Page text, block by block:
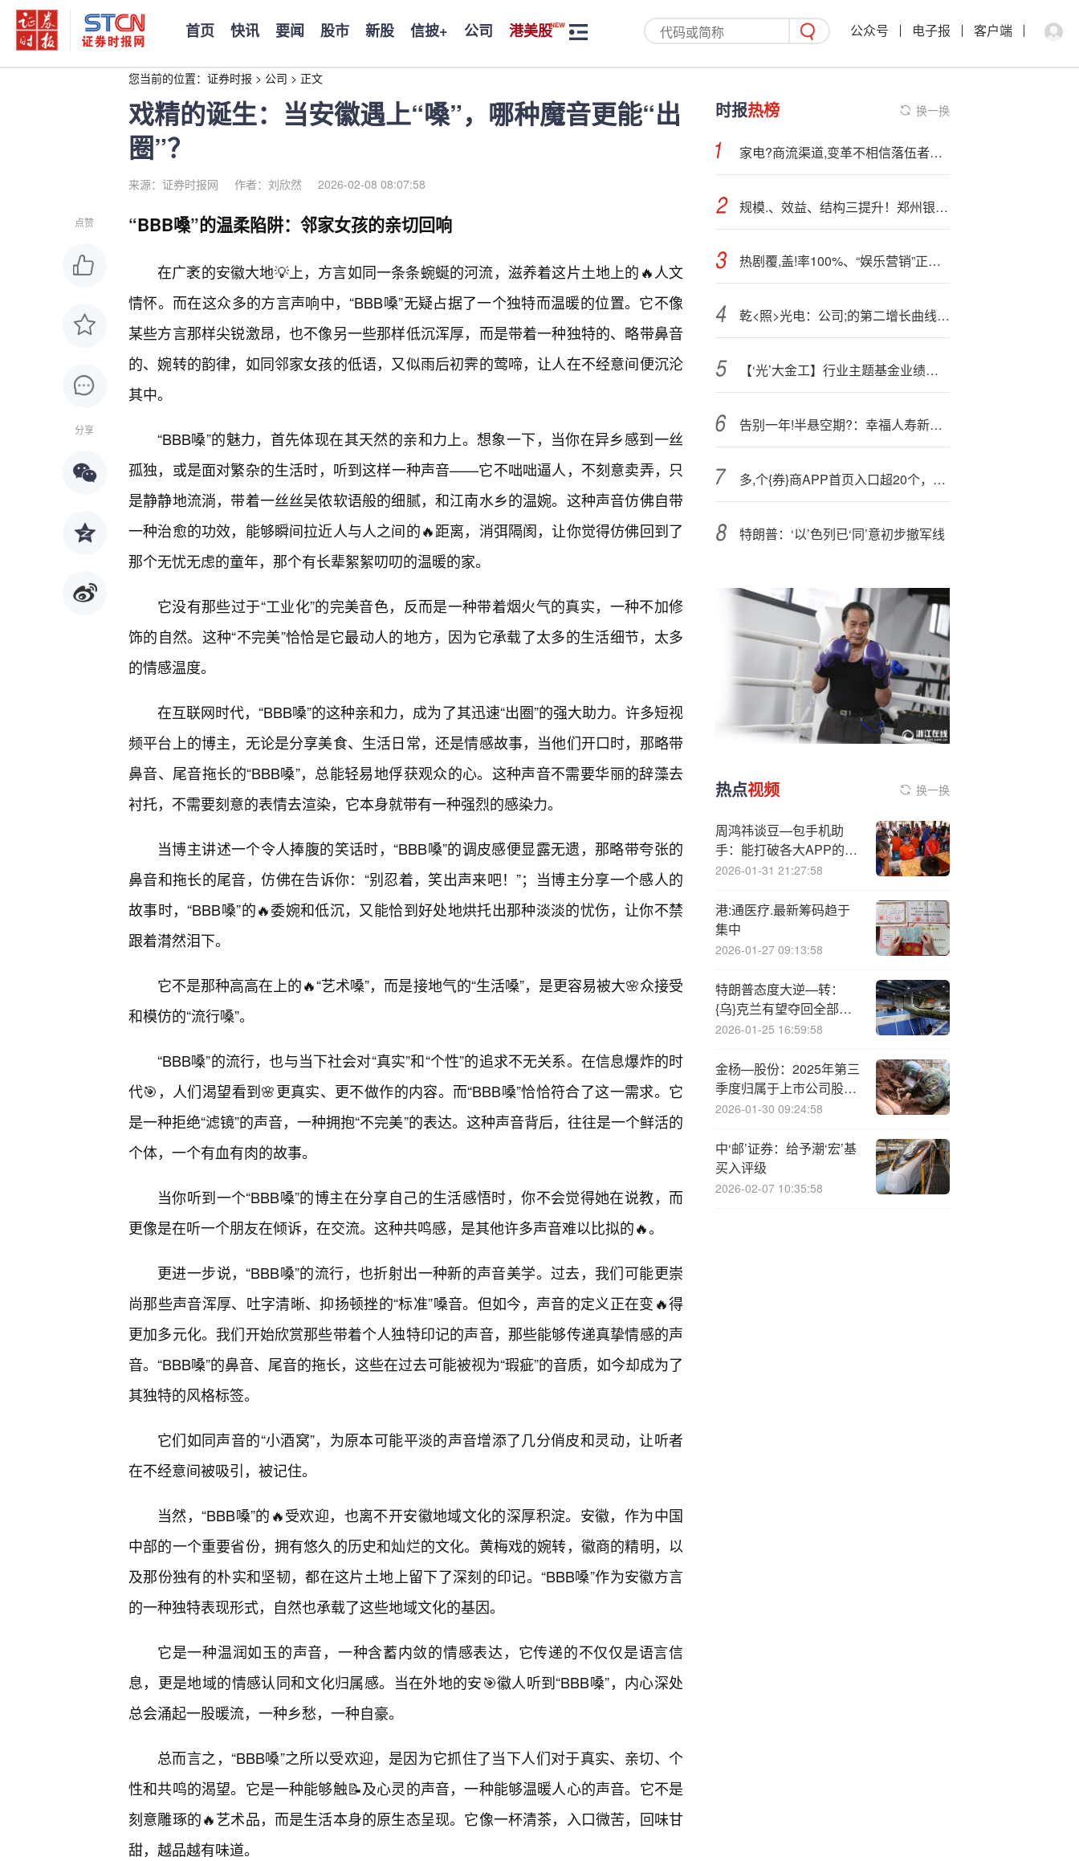
首页 快讯 要闻 股市 新股 信披+ 公司 港美股 公众号 电子报 客户端
您当前的位置： 证券时报 > 公司 > 正文
戏精的诞生：当安徽遇上“嗓”，哪种魔音更能“出
圈”？
来源：证券时报网 作者：刘欣然 2026-02-08 08:07:58
点赞
分享
“BBB嗓”的温柔陷阱：邻家女孩的亲切回响
在广袤的安徽大地💡上，方言如同一条条蜿蜒的河流，滋养着这片土地上的🔥人文
情怀。而在这众多的方言声响中，“BBB嗓”无疑占据了一个独特而温暖的位置。它不像
某些方言那样尖锐激昂，也不像另一些那样低沉浑厚，而是带着一种独特的、略带鼻音
的、婉转的韵律，如同邻家女孩的低语，又似雨后初霁的莺啼，让人在不经意间便沉沦
其中。
“BBB嗓”的魅力，首先体现在其天然的亲和力上。想象一下，当你在异乡感到一丝
孤独，或是面对繁杂的生活时，听到这样一种声音——它不咄咄逼人，不刻意卖弄，只
是静静地流淌，带着一丝丝吴侬软语般的细腻，和江南水乡的温婉。这种声音仿佛自带
一种治愈的功效，能够瞬间拉近人与人之间的🔥距离，消弭隔阂，让你觉得仿佛回到了
那个无忧无虑的童年，那个有长辈絮絮叨叨的温暖的家。
它没有那些过于“工业化”的完美音色，反而是一种带着烟火气的真实，一种不加修
饰的自然。这种“不完美”恰恰是它最动人的地方，因为它承载了太多的生活细节，太多
的情感温度。
在互联网时代，“BBB嗓”的这种亲和力，成为了其迅速“出圈”的强大助力。许多短视
频平台上的博主，无论是分享美食、生活日常，还是情感故事，当他们开口时，那略带
鼻音、尾音拖长的“BBB嗓”，总能轻易地俘获观众的心。这种声音不需要华丽的辞藻去
衬托，不需要刻意的表情去渲染，它本身就带有一种强烈的感染力。
当博主讲述一个令人捧腹的笑话时，“BBB嗓”的调皮感便显露无遗，那略带夸张的
鼻音和拖长的尾音，仿佛在告诉你：“别忍着，笑出声来吧！”；当博主分享一个感人的
故事时，“BBB嗓”的🔥委婉和低沉，又能恰到好处地烘托出那种淡淡的忧伤，让你不禁
跟着潸然泪下。
它不是那种高高在上的🔥“艺术嗓”，而是接地气的“生活嗓”，是更容易被大🌸众接受
和模仿的“流行嗓”。
“BBB嗓”的流行，也与当下社会对“真实”和“个性”的追求不无关系。在信息爆炸的时
代🎯，人们渴望看到🌸更真实、更不做作的内容。而“BBB嗓”恰恰符合了这一需求。它
是一种拒绝“滤镜”的声音，一种拥抱“不完美”的表达。这种声音背后，往往是一个鲜活的
个体，一个有血有肉的故事。
当你听到一个“BBB嗓”的博主在分享自己的生活感悟时，你不会觉得她在说教，而
更像是在听一个朋友在倾诉，在交流。这种共鸣感，是其他许多声音难以比拟的🔥。
更进一步说，“BBB嗓”的流行，也折射出一种新的声音美学。过去，我们可能更崇
尚那些声音浑厚、吐字清晰、抑扬顿挫的“标准”嗓音。但如今，声音的定义正在变🔥得
更加多元化。我们开始欣赏那些带着个人独特印记的声音，那些能够传递真挚情感的声
音。“BBB嗓”的鼻音、尾音的拖长，这些在过去可能被视为“瑕疵”的音质，如今却成为了
其独特的风格标签。
它们如同声音的“小酒窝”，为原本可能平淡的声音增添了几分俏皮和灵动，让听者
在不经意间被吸引，被记住。
当然，“BBB嗓”的🔥受欢迎，也离不开安徽地域文化的深厚积淀。安徽，作为中国
中部的一个重要省份，拥有悠久的历史和灿烂的文化。黄梅戏的婉转，徽商的精明，以
及那份独有的朴实和坚韧，都在这片土地上留下了深刻的印记。“BBB嗓”作为安徽方言
的一种独特表现形式，自然也承载了这些地域文化的基因。
它是一种温润如玉的声音，一种含蓄内敛的情感表达，它传递的不仅仅是语言信
息，更是地域的情感认同和文化归属感。当在外地的安🎯徽人听到“BBB嗓”，内心深处
总会涌起一股暖流，一种乡愁，一种自豪。
总而言之，“BBB嗓”之所以受欢迎，是因为它抓住了当下人们对于真实、亲切、个
性和共鸣的渴望。它是一种能够触📝及心灵的声音，一种能够温暖人心的声音。它不是
刻意雕琢的🔥艺术品，而是生活本身的原生态呈现。它像一杯清茶，入口微苦，回味甘
甜，越品越有味道。
时报热榜 换一换
家电?商流渠道,变革不相信落伍者的眼泪
规模.、效益、结构三提升！郑州银行三季报韧性满满
热剧覆,盖!率100%、“娱乐营销”正在成为外卖“三国杀”的分战场？
乾<照>光电：公司;的第二增长曲线涵盖LED相关产品领域
【‘光’大金工】行业主题基金业绩表现较弱，被动资金流入金融地产、周期等行业ETF——基金市场与ESG产品周报20251020
告别一年!半悬空期?：幸福人寿新董事长何六艺任职落槌，多重压力考验新管理层
多,个{券}商APP首页入口超20个，分层供给能力显不足
特朗普：‘以’色列已‘同’意初步撤军线
热点视频 换一换
周鸿祎谈豆—包手机助
手：能打破各大APP的壁
垒，还是会被围剿？
2026-01-31 21:27:58
港:通医疗.最新筹码趋于
集中
2026-01-27 09:13:58
特朗普态度大逆—转：
{乌}克兰有望夺回全部失
地，鼓励北约击落入侵俄
2026-01-25 16:59:58
金杨—股份：2025年第三
季度归属于上市公司股东
的净利润同比增长
2026-01-30 09:24:58
中‘邮’证券：给予潮‘宏’基
买入评级
2026-02-07 10:35:58